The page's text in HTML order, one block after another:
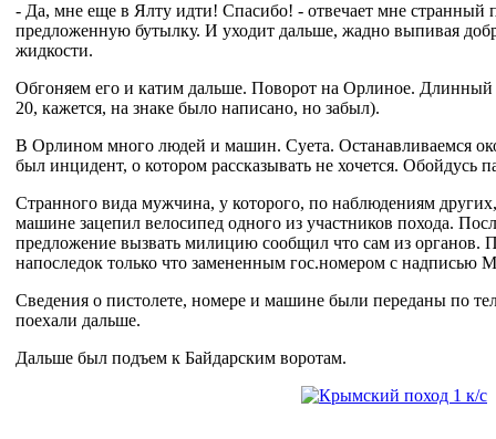
- Да, мне еще в Ялту идти! Спасибо! - отвечает мне странный
предложенную бутылку. И уходит дальше, жадно выпивая
жидкости.
Обгоняем его и катим дальше. Поворот на Орлиное. Длинный
20, кажется, на знаке было написано, но забыл).
В Орлином много людей и машин. Суета. Останавливаемся
был инцидент, о котором рассказывать не хочется. Обойдусь
Странного вида мужчина, у которого, по наблюдениям
машине зацепил велосипед одного из участников похода.
предложение вызвать милицию сообщил что сам из органов.
напоследок только что замененным гос.номером с
Сведения о пистолете, номере и машине были переданы по
поехали дальше.
Дальше был подъем к Байдарским воротам.